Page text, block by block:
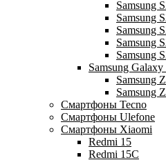
Samsung
Samsung
Samsung
Samsung
Samsung
Samsung
Samsung
Samsung
Смартфоны Tecno
Смартфоны Ulefone
Смартфоны Xiaomi
Redmi 15
Redmi 15C